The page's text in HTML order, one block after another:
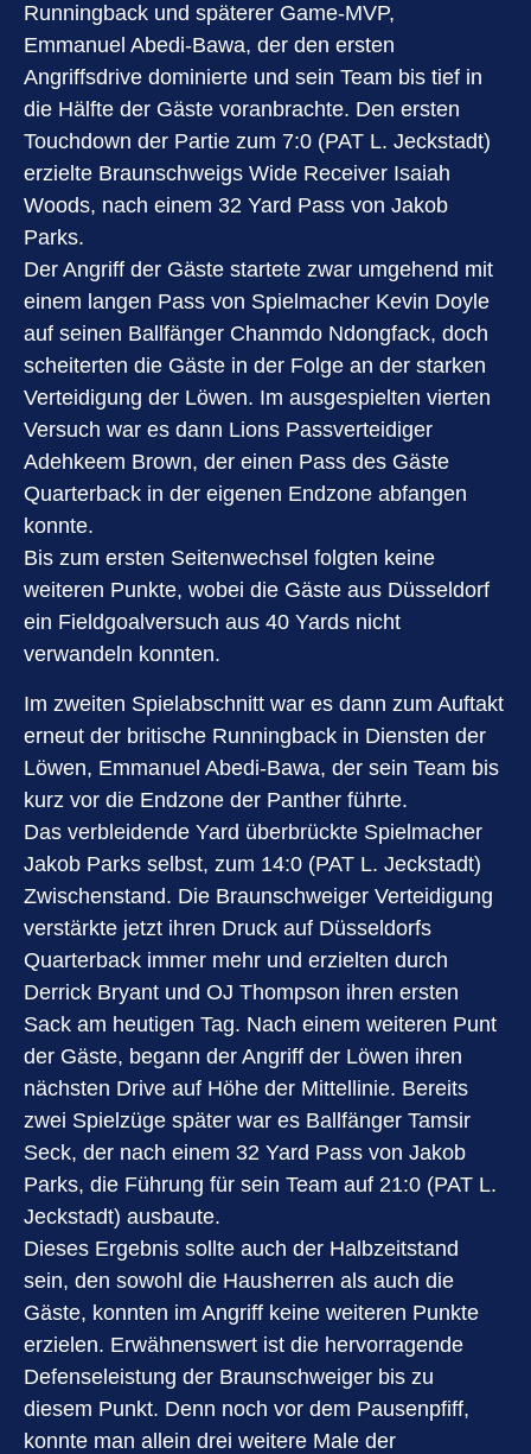
Runningback und späterer Game-MVP,
Emmanuel Abedi-Bawa, der den ersten
Angriffsdrive dominierte und sein Team bis tief in
die Hälfte der Gäste voranbrachte. Den ersten
Touchdown der Partie zum 7:0 (PAT L. Jeckstadt)
erzielte Braunschweigs Wide Receiver Isaiah
Woods, nach einem 32 Yard Pass von Jakob
Parks.
Der Angriff der Gäste startete zwar umgehend mit
einem langen Pass von Spielmacher Kevin Doyle
auf seinen Ballfänger Chanmdo Ndongfack, doch
scheiterten die Gäste in der Folge an der starken
Verteidigung der Löwen. Im ausgespielten vierten
Versuch war es dann Lions Passverteidiger
Adehkeem Brown, der einen Pass des Gäste
Quarterback in der eigenen Endzone abfangen
konnte.
Bis zum ersten Seitenwechsel folgten keine
weiteren Punkte, wobei die Gäste aus Düsseldorf
ein Fieldgoalversuch aus 40 Yards nicht
verwandeln konnten.
Im zweiten Spielabschnitt war es dann zum Auftakt
erneut der britische Runningback in Diensten der
Löwen, Emmanuel Abedi-Bawa, der sein Team bis
kurz vor die Endzone der Panther führte.
Das verbleidende Yard überbrückte Spielmacher
Jakob Parks selbst, zum 14:0 (PAT L. Jeckstadt)
Zwischenstand. Die Braunschweiger Verteidigung
verstärkte jetzt ihren Druck auf Düsseldorfs
Quarterback immer mehr und erzielten durch
Derrick Bryant und OJ Thompson ihren ersten
Sack am heutigen Tag. Nach einem weiteren Punt
der Gäste, begann der Angriff der Löwen ihren
nächsten Drive auf Höhe der Mittellinie. Bereits
zwei Spielzüge später war es Ballfänger Tamsir
Seck, der nach einem 32 Yard Pass von Jakob
Parks, die Führung für sein Team auf 21:0 (PAT L.
Jeckstadt) ausbaute.
Dieses Ergebnis sollte auch der Halbzeitstand
sein, den sowohl die Hausherren als auch die
Gäste, konnten im Angriff keine weiteren Punkte
erzielen. Erwähnenswert ist die hervorragende
Defenseleistung der Braunschweiger bis zu
diesem Punkt. Denn noch vor dem Pausenpfiff,
konnte man allein drei weitere Male der